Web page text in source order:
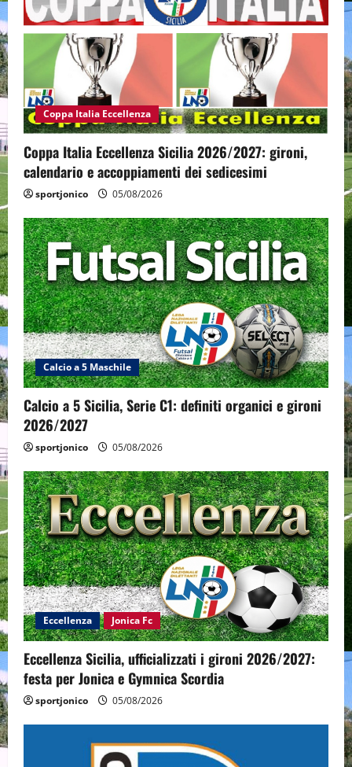
Coppa Italia Eccellenza
Coppa Italia Eccellenza Sicilia 2026/2027: gironi,
calendario e accoppiamenti dei sedicesimi
sportjonico 05/08/2026
Calcio a 5 Maschile
Calcio a 5 Sicilia, Serie C1: definiti organici e gironi
2026/2027
sportjonico 05/08/2026
Eccellenza Jonica Fc
Eccellenza Sicilia, ufficializzati i gironi 2026/2027:
festa per Jonica e Gymnica Scordia
sportjonico 05/08/2026